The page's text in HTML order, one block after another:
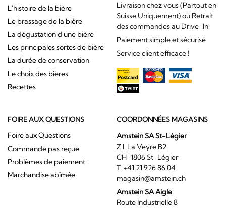
L'histoire de la bière
Le brassage de la bière
La dégustation d'une bière
Les principales sortes de bière
La durée de conservation
Le choix des bières
Recettes
Livraison chez vous (Partout en
Suisse Uniquement) ou Retrait
des commandes au Drive-In
Paiement simple et sécurisé
Service client efficace !
FOIRE AUX QUESTIONS
Foire aux Questions
Commande pas reçue
Problèmes de paiement
Marchandise abîmée
COORDONNÉES MAGASINS
Amstein SA St-Légier
Z.I. La Veyre B2
CH-1806 St-Légier
T. +41 21 926 86 04
magasin@amstein.ch
Amstein SA Aigle
Route Industrielle 8